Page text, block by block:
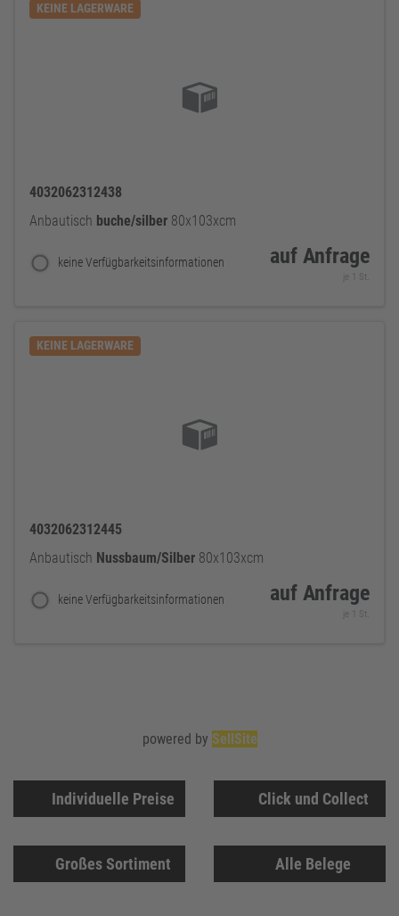
KEINE LAGERWARE
4032062312438
Anbautisch buche/silber 80x103xcm
keine Verfügbarkeitsinformationen auf Anfrage
je 1 St.
KEINE LAGERWARE
4032062312445
Anbautisch Nussbaum/Silber 80x103xcm
keine Verfügbarkeitsinformationen auf Anfrage
je 1 St.
Individuelle Preise Click und Collect
Großes Sortiment Alle Belege
powered by SellSite